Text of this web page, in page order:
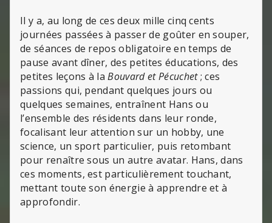
Il y a, au long de ces deux mille cinq cents
journées passées à passer de goûter en souper,
de séances de repos obligatoire en temps de
pause avant dîner, des petites éducations, des
petites leçons à laBouvard et Pécuchet; ces
passions qui, pendant quelques jours ou
quelques semaines, entraînent Hans ou
l’ensemble des résidents dans leur ronde,
focalisant leur attention sur un hobby, une
science, un sport particulier, puis retombant
pour renaître sous un autre avatar. Hans, dans
ces moments, est particulièrement touchant,
mettant toute son énergie à apprendre et à
approfondir.